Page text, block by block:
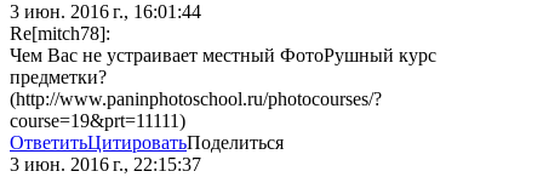
3 июн. 2016 г., 16:01:44
Re[mitch78]:
Чем Вас не устраивает местный ФотоРушный курс
предметки?
(http://www.paninphotoschool.ru/photocourses/?
course=19&prt=11111)
ОтветитьЦитироватьПоделиться
3 июн. 2016 г., 22:15:37